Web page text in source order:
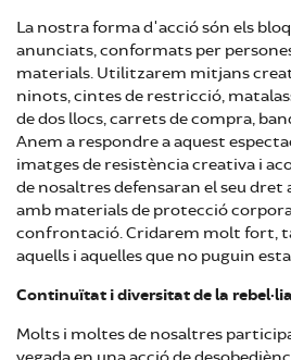
La nostra forma d'acció són els
anunciats, conformats per
materials. Utilitzarem mitjans
ninots, cintes de restricció,
de dos llocs, carrets de compra,
Anem a respondre a aquest
imatges de resistència creativa i
de nosaltres defensaran el seu
amb materials de protecció
confrontació. Cridarem molt fort,
aquells i aquelles que no puguin
Continuïtat i diversitat de la rebel·lia
Molts i moltes de nosaltres